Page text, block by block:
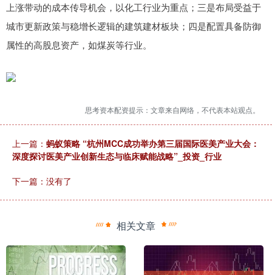
上涨带动的成本传导机会，以化工行业为重点；三是布局受益于
城市更新政策与稳增长逻辑的建筑建材板块；四是配置具备防御
属性的高股息资产，如煤炭等行业。
思考资本配资提示：文章来自网络，不代表本站观点。
上一篇： 蚂蚁策略 “杭州MCC成功举办第三届国际医美产业大会：
深度探讨医美产业创新生态与临床赋能战略”_投资_行业
下一篇：没有了
相关文章